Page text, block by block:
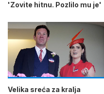
'Zovite hitnu. Pozlilo mu je'
Velika sreća za kralja